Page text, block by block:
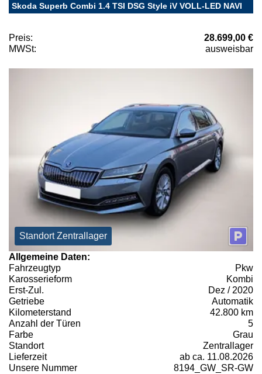
Skoda Superb Combi 1.4 TSI DSG Style iV VOLL-LED NAVI
Preis:
28.699,00 €
MWSt:
ausweisbar
Standort Zentrallager
Allgemeine Daten:
Fahrzeugtyp
Pkw
Karosserieform
Kombi
Erst-Zul.
Dez / 2020
Getriebe
Automatik
Kilometerstand
42.800 km
Anzahl der Türen
5
Farbe
Grau
Standort
Zentrallager
Lieferzeit
ab ca. 11.08.2026
Unsere Nummer
8194_GW_SR-GW